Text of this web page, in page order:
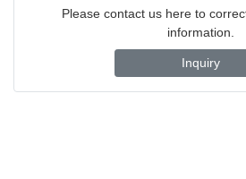
Please contact us here to
information.
Inquiry